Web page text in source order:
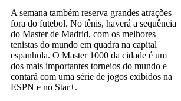
A semana também reserva grandes atrações
fora do futebol. No tênis, haverá a sequência
do Master de Madrid, com os melhores
tenistas do mundo em quadra na capital
espanhola. O Master 1000 da cidade é um
dos mais importantes torneios do mundo e
contará com uma série de jogos exibidos na
ESPN e no Star+.